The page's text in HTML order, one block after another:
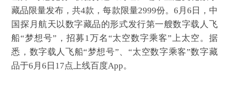
藏品限量发布，共4款，每款限量2999份。6月6日，中
国探月航天以数字藏品的形式发行第一艘数字载人飞
船“梦想号”，招募1万名“太空数字乘客”上太空。据
悉，数字载人飞船“梦想号”、“太空数字乘客”数字藏
品于6月6日17点上线百度App。